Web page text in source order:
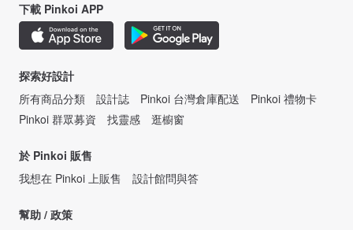
下載 Pinkoi APP
探索好設計
所有商品分類
設計誌 Pinkoi 台灣倉庫配送
Pinkoi 禮物卡
Pinkoi 群眾募資
找靈感 逛櫥窗
於 Pinkoi 販售
我想在 Pinkoi 上販售
設計館問與答
幫助 / 政策